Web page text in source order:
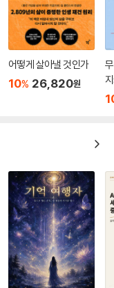
어떻게 살아낼 것인가
10% 26,820원